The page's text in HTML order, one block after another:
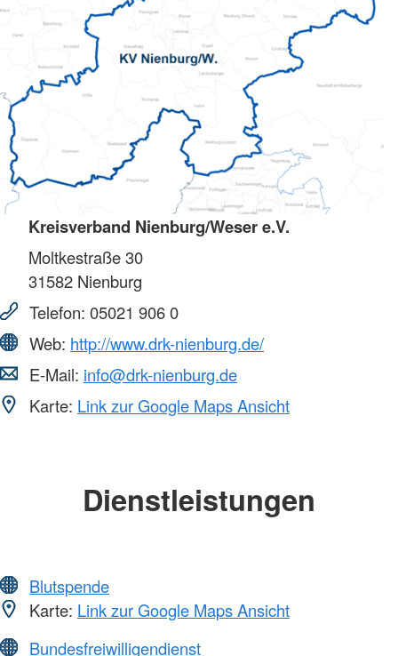
Kreisverband Nienburg/Weser e.V.
Moltkestraße 30
31582 Nienburg
Telefon: 05021 906 0
Web: http://www.drk-nienburg.de/
E-Mail: info@drk-nienburg.de
Karte: Link zur Google Maps Ansicht
Dienstleistungen
Blutspende
Karte: Link zur Google Maps Ansicht
Bundesfreiwilligendienst